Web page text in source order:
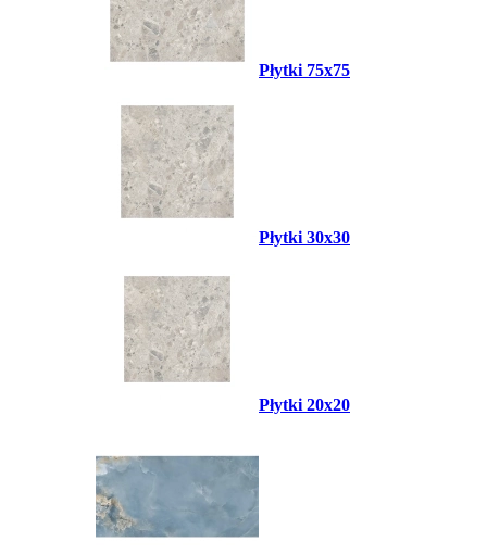
Płytki 75x75
Płytki 30x30
Płytki 20x20